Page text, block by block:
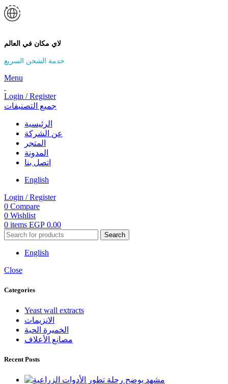
لاي مكان في العالم
خدمة الشحن السريع
Menu
Login / Register
جميع التصنيفات
الرئيسية
عن الشركة
المتجر
المدونة
اتصل بنا
English
Login / Register
0 Compare
0 Wishlist
0 items EGP 0.00
Search
English
Close
Categories
Yeast wall extracts
الانزيمات
الخميرة الحية
مصانع الأعلاف
Recent Posts